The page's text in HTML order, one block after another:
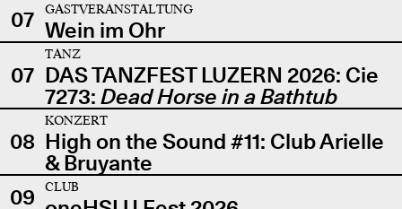
07
GASTVERANSTALTUNG
Wein im Ohr
07
TANZ
DAS TANZFEST LUZERN 2026: Cie
7273: Dead Horse in a Bathtub
08
KONZERT
High on the Sound #11: Club Arielle
& Bruyante
09
CLUB